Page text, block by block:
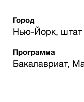
Город
Нью-Йорк,
Программа
Бакалавриат,